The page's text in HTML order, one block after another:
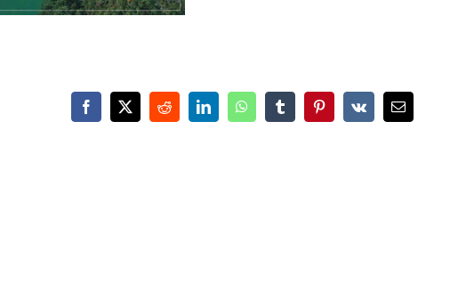
Facebook
X RedditLinkedInWhatsAppTumblrPinterest
Vk Email